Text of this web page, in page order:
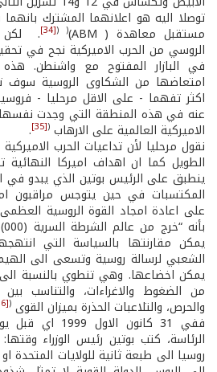
توصلا اليه هو اعلانهما المشترك
مستقبل معاهدة ( ABM) (
(
[34] . لكن
الروسي من الحرب الاميركية نجح في
في البازار المفتوح مع واشنطن. هذه
امتعاضها من الشكاوى الروسية
اكثر تفهما - على الاقل مرحليا -
عنه في هذه المنطقة التي وجدت
الاميركية العالمية على الارهاب (
[35]
.
نقول مرحليا لأن تداعيات الحرب
الطويل كما ان اهداف اميركا
ينطبق على الرئيس بوتين الذي يبدو
المكتسبات في حين يتوجس مراقبون
على اعادة امجاد القوة الروسية
يمكن مقارنتها بالسياسة التي
الشعبي لرسالة روسية وتسعى الى
يمكن اخضاعها. وهي تنطوي بالنسبة
من الضغوط والاغراءات، والتناسب
والحرص، والتلاعبات الحذرة بميزان القوى (
[36]
ففي 31 كانون
الرئاسة، كتب بوتين رئيس الوزراء
روسيا الى طبعة ثانية للولايات المتحدة